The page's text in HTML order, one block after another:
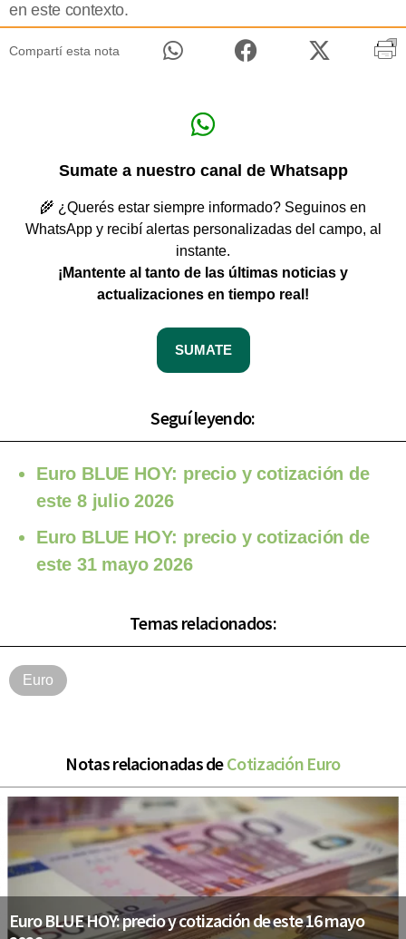
en este contexto.
Compartí esta nota
Sumate a nuestro canal de Whatsapp
🌾 ¿Querés estar siempre informado? Seguinos en
WhatsApp y recibí alertas personalizadas del campo, al
instante.
¡Mantente al tanto de las últimas noticias y
actualizaciones en tiempo real!
SUMATE
Seguí leyendo:
Euro BLUE HOY: precio y cotización de
este 8 julio 2026
Euro BLUE HOY: precio y cotización de
este 31 mayo 2026
Temas relacionados:
Euro
Notas relacionadas deCotización Euro
Euro BLUE HOY: precio y cotización de este 16 mayo